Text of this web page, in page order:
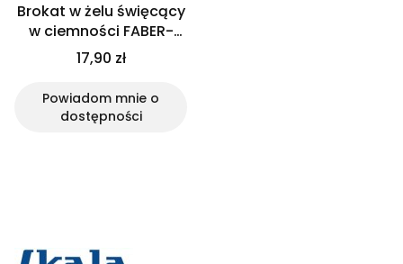
Brokat w żelu święcący
w ciemności FABER-
CASTELL - 2 sztuki
17,90 zł
Powiadom mnie o
dostępności